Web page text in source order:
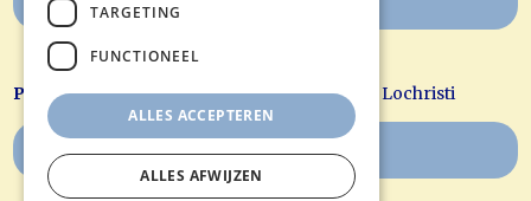
Praktijk Lochristi:Doornzelestraat 28, 9080 Lochristi
Boek uw afspraak online
TARGETING
FUNCTIONEEL
ALLES ACCEPTEREN
ALLES AFWIJZEN